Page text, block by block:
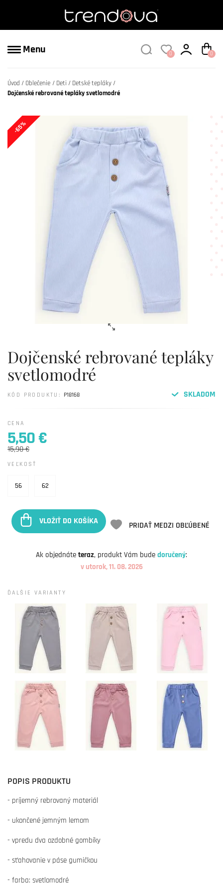
Menu 0 0
Úvod Oblečenie Deti
Detské tepláky
Dojčenské rebrované tepláky svetlomodré
-65%
Dojčenské rebrované tepláky
svetlomodré
SKLADOM
KÓD PRODUKTU: P18168
CENA
5,50 €
15,90 €
VEĽKOSŤ
56 62
VLOŽIŤ DO KOŠÍKA PRIDAŤ MEDZI OBĽÚBENÉ
Ak objednáte teraz, produkt Vám bude doručený:
v utorok, 11. 08. 2026
ĎALŠIE VARIANTY
POPIS PRODUKTU
- príjemný rebrovaný materiál
- ukončené jemným lemom
- vpredu dva ozdobné gombíky
- sťahovanie v páse gumičkou
- farba: svetlomodré